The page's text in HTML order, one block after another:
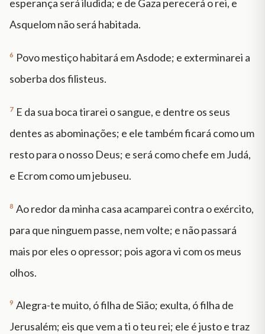
esperança será iludida; e de Gaza perecerá o rei, e
Asquelom não será habitada.
6 Povo mestiço habitará em Asdode; e exterminarei a
soberba dos filisteus.
7 E da sua boca tirarei o sangue, e dentre os seus
dentes as abominações; e ele também ficará como um
resto para o nosso Deus; e será como chefe em Judá,
e Ecrom como um jebuseu.
8 Ao redor da minha casa acamparei contra o exército,
para que ninguem passe, nem volte; e não passará
mais por eles o opressor; pois agora vi com os meus
olhos.
9 Alegra-te muito, ó filha de Sião; exulta, ó filha de
Jerusalém; eis que vem a ti o teu rei; ele é justo e traz